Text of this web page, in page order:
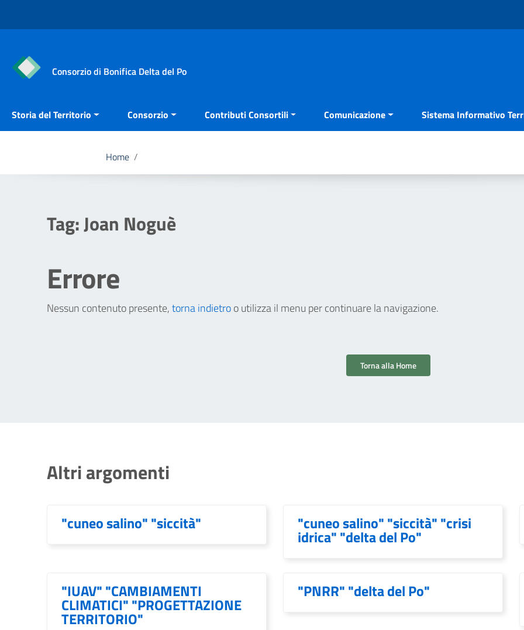
Consorzio di Bonifica Delta del Po
Storia del Territorio Consorzio Contributi Consortili Comunicazione Sistema Informativo
Home /
Tag:Joan Noguè
Errore
Nessun contenuto presente,torna indietroo utilizza il menu per continuare la navigazione.
Torna alla Home
Altri argomenti
"cuneo salino" "siccità" "cuneo salino" "siccità" "crisi
idrica" "delta del Po"
"IUAV" "CAMBIAMENTI
CLIMATICI" "PROGETTAZIONE
TERRITORIO"
"PNRR" "delta del Po"